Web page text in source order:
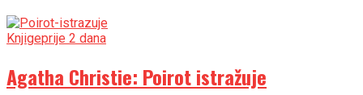
Knjigeprije 2 dana
Agatha Christie: Poirot istražuje